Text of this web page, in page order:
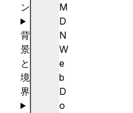
M
D
N
W
e
b
D
o
ン
背
景
と
境
界